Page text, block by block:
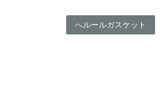
へルールガスケット